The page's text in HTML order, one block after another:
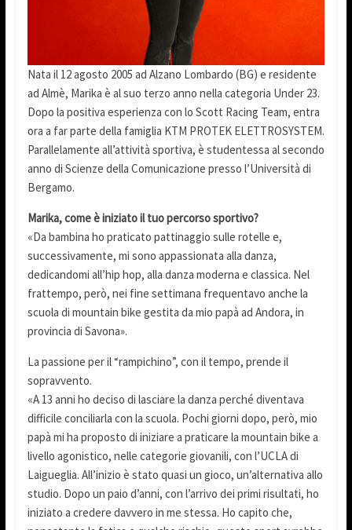
Nata il 12 agosto 2005 ad Alzano Lombardo (BG) e residente
ad Almè, Marika è al suo terzo anno nella categoria Under 23.
Dopo la positiva esperienza con lo Scott Racing Team, entra
ora a far parte della famiglia KTM PROTEK ELETTROSYSTEM.
Parallelamente all’attività sportiva, è studentessa al secondo
anno di Scienze della Comunicazione presso l’Università di
Bergamo.
Marika, come è iniziato il tuo percorso sportivo?
«Da bambina ho praticato pattinaggio sulle rotelle e,
successivamente, mi sono appassionata alla danza,
dedicandomi all’hip hop, alla danza moderna e classica. Nel
frattempo, però, nei fine settimana frequentavo anche la
scuola di mountain bike gestita da mio papà ad Andora, in
provincia di Savona».
La passione per il “rampichino”, con il tempo, prende il
sopravvento.
«A 13 anni ho deciso di lasciare la danza perché diventava
difficile conciliarla con la scuola. Pochi giorni dopo, però, mio
papà mi ha proposto di iniziare a praticare la mountain bike a
livello agonistico, nelle categorie giovanili, con l’UCLA di
Laigueglia. All’inizio è stato quasi un gioco, un’alternativa allo
studio. Dopo un paio d’anni, con l’arrivo dei primi risultati, ho
iniziato a credere davvero in me stessa. Ho capito che,